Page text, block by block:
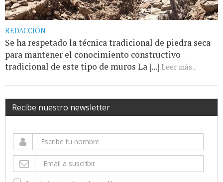
REDACCIÓN
Se ha respetado la técnica tradicional de piedra seca
para mantener el conocimiento constructivo
tradicional de este tipo de muros La [...] Leer más...
Recibe nuestro newsletter